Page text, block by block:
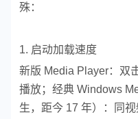
殊：
1. 启动加载速度
新版 Media Player：双
播放； 经典 Windows
生，距今 17 年）：同视